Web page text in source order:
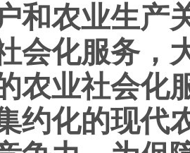
和农业生产
会化服务，
农业社会化
约化的现代